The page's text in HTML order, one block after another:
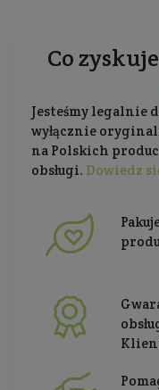
Co
Jesteśmy legalnie
wyłącznie
na Polskich
obsługi. Dowiedz